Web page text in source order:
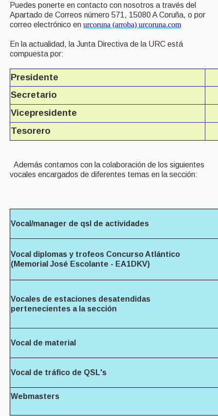
Puedes ponerte en contacto con nosotros a través del
Apartado de Correos número 571, 15080 A Coruña, o por
correo electrónico en urcoruna (arroba) urcoruna.com
En la actualidad, la Junta Directiva de la URC está
compuesta por:
Presidente
Secretario
Vicepresidente
Tesorero
Además contamos con la colaboración de los siguientes
vocales encargados de diferentes temas en la sección:
Vocal/manager de qsl de actividades
Vocal diplomas y trofeos Concurso Atlántico
(Memorial José Escolante - EA1DKV)
Vocales de estaciones desatendidas
pertenecientes a la sección
Vocal de material
Vocal de tráfico de QSL's
Webmasters